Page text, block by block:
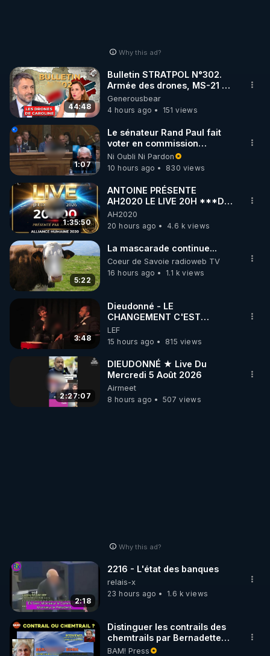
Intelligemment.
Cognitivement.
Amicalement.
Frédéric.
MERCI DE VOTER POUR CETTE VIDEO EN
CLIQUANT SUR ^ EN BAS A DROITE OU EST
ECRIT "P 50%" !!!
MERCI DE ME SOUTENIR EN CLIQUANT EN BAS
A DROITE SUR "SOUTENIR" (CROWDBUNKER).
https://crowdbunker.com/@bestofcomputer
https://www.youtube.com/@bestofcomputer
https://vk.com/bestofcomputer
https://rumble.com/bestofcomputer
https://t.me/bestofcomputerlive
Why this ad?
44:48
Bulletin STRATPOL N°302.
Armée des drones, MS-21 en
série, missiles coréens.
07.08.2026.
Generousbear
4 hours ago
151 views
1:07
Le sénateur Rand Paul fait
voter en commission
l'outrage au Congrès contre
Anthony Fauci
Ni Oubli Ni Pardon
10 hours ago
830 views
1:35:50
ANTOINE PRÉSENTE
AH2020 LE LIVE 20H ***DU
06/08/2026***
AH2020
20 hours ago
4.6 k views
5:22
La mascarade continue...
Coeur de Savoie radioweb TV
16 hours ago
1.1 k views
3:48
Dieudonné - LE
CHANGEMENT C'EST
MAINTENANT
LEF
15 hours ago
815 views
2:27:07
DIEUDONNÉ ★ Live Du
Mercredi 5 Août 2026
Airmeet
8 hours ago
507 views
Why this ad?
2:18
2216 - L'état des banques
relais-x
23 hours ago
1.6 k views
Distinguer les contrails des
chemtrails par Bernadette
Bihin
BAM! Press